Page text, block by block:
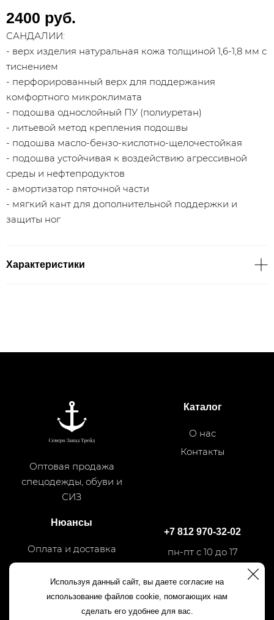
2400 руб.
САНДАЛИИ:
- верх изделия натуральная кожа толщиной 1,6-1,8 мм с
тиснением
- перфорированный верх для поддержания
комфортного микроклимата
- подошва однослойный ПУ (полиуретан)
- литьевой метод крепления подошвы
- подошва масло-бензо-кислотно-щелочестойкая
- подошва устойчивая к воздействию агрессивной
среды и нефтепродуктов
- амортизатор пяточной части
- мягкий кант для дополнительной поддержки и
защиты ног
Характеристики
Оптовая продажа
спецодежды, обуви и
СИЗ
Каталог
О нас
Контакты
Нюансы
Оплата и доставка
+7 812 970-32-02
пн-пт с 10 до 17
+7 812 540-50-35
Используя данный сайт, вы даете согласие на
использование файлов cookie, помогающих нам
сделать его удобнее для вас.